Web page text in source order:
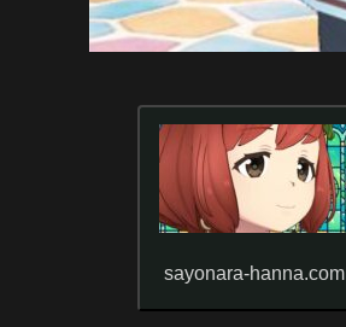
sayonara-hanna.com